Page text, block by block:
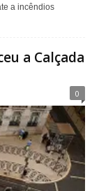
a incêndios
a Calçada
0